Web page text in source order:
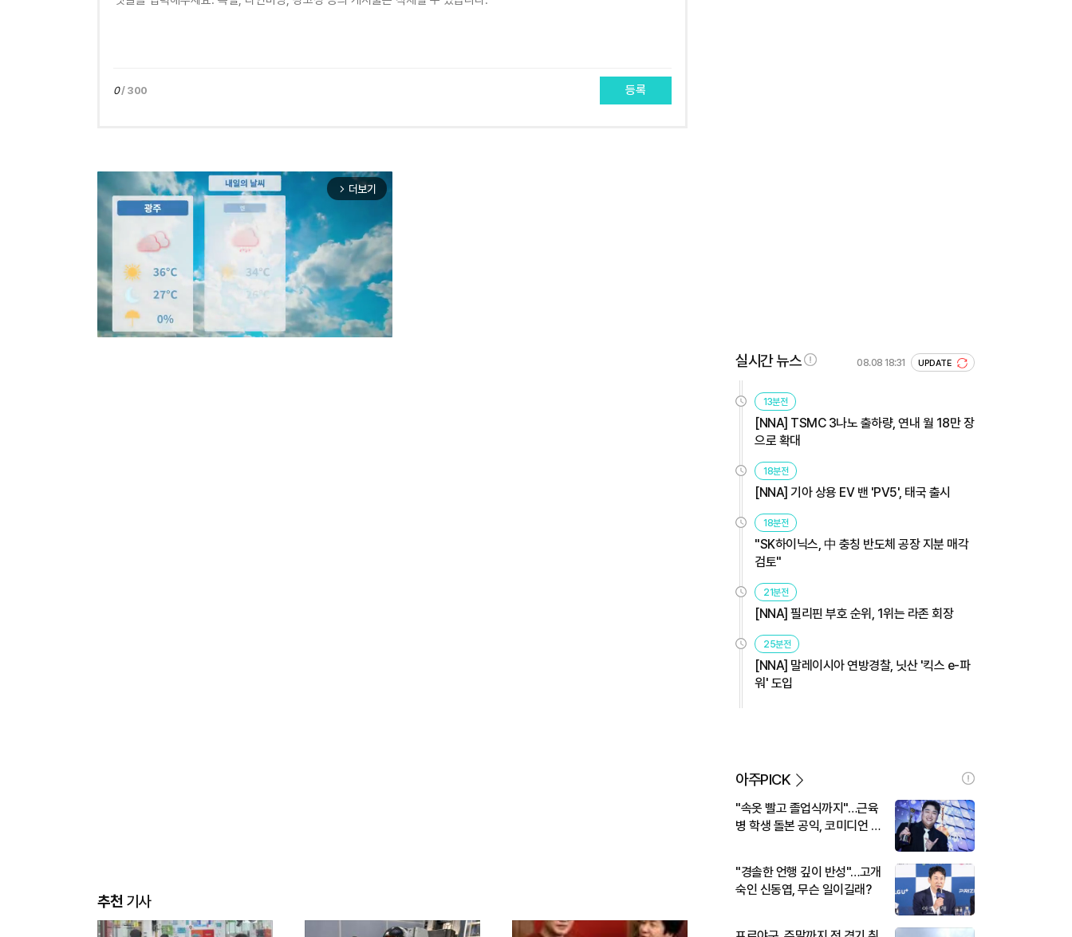
0/ 300 등록
arrow_forward_ios 더보기
추천기사
실시간 뉴스 08.08 18:31 UPDATE
13분전
[NNA] TSMC 3나노 출하량, 연내 월 18만 장
으로 확대
18분전
[NNA] 기아 상용 EV 밴 'PV5', 태국 출시
18분전
"SK하이닉스, 中 충칭 반도체 공장 지분 매각
검토"
21분전
[NNA] 필리핀 부호 순위, 1위는 라존 회장
25분전
[NNA] 말레이시아 연방경찰, 닛산 '킥스 e-파
워' 도입
아주PICK
"속옷 빨고 졸업식까지"…근육
병 학생 돌본 공익, 코미디언 김
"경솔한 언행 깊이 반성"…고개
숙인 신동엽, 무슨 일이길래?